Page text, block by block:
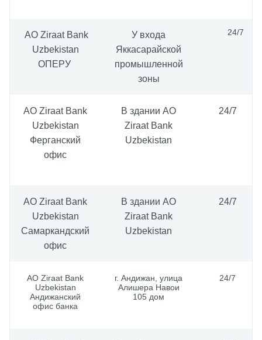
АО Ziraat Bank
Uzbekistan
ОПЕРУ
У входа
Яккасарайской
промышленной
зоны
24/7
АО Ziraat Bank
Uzbekistan
Ферганский
офис
В здании АО
Ziraat Bank
Uzbekistan
24/7
AO Ziraat Bank
Uzbekistan
Самаркандский
офис
В здании AO
Ziraat Bank
Uzbekistan
24/7
АО Ziraat Bank
Uzbekistan
Андижанский
офис банка
г. Андижан, улица
Алишера Навои
105 дом
24/7